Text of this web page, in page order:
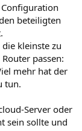
beteiligten
kleinste zu
passen:
mehr hat der
tun.
Server oder
sein sollte und